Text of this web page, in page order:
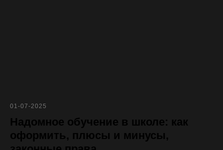
01-07-2025
Надомное обучение в школе: как
оформить, плюсы и минусы,